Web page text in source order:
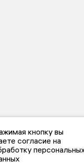
кнопку вы
согласие на